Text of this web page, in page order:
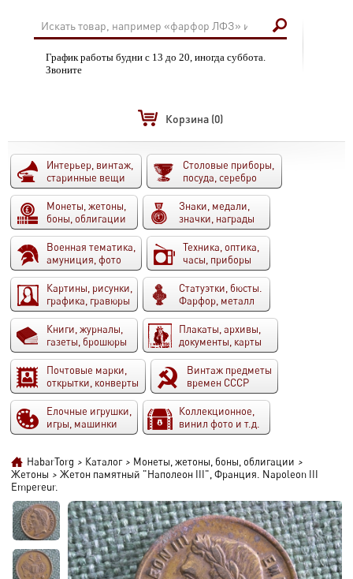
График работы будни с 13 до 20, иногда суббота.
Звоните
Корзина (0)
Интерьер, винтаж,
старинные вещи
Столовые приборы,
посуда, серебро
Монеты, жетоны,
боны, облигации
Знаки, медали,
значки, награды
Военная тематика,
амуниция, фото
Техника, оптика,
часы, приборы
Картины, рисунки,
графика, гравюры
Статуэтки, бюсты.
Фарфор, металл
Книги, журналы,
газеты, брошюры
Плакаты, архивы,
документы, карты
Почтовые марки,
открытки, конверты
Винтаж предметы
времен СССР
Елочные игрушки,
игры, машинки
Коллекционное,
винил фото и т.д.
HabarTorg > Каталог > Монеты, жетоны, боны, облигации >
Жетоны > Жетон памятный "Наполеон III", Франция. Napoleon III
Empereur.